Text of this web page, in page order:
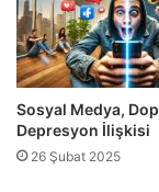
Sosyal Medya,
Depresyon İlişkisi
26 Şubat 2025